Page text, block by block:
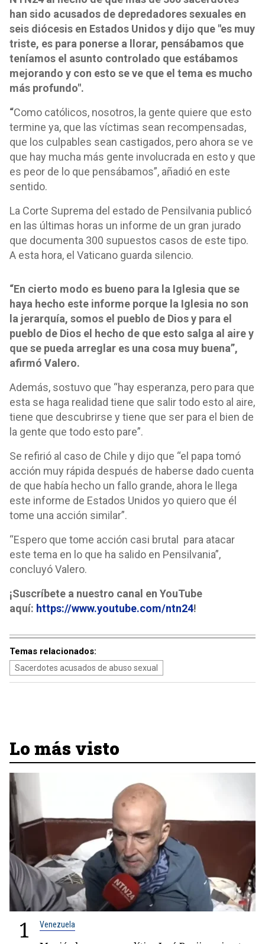
han sido acusados de depredadores sexuales en
seis diócesis en Estados Unidos y dijo que "es muy
triste, es para ponerse a llorar, pensábamos que
teníamos el asunto controlado que estábamos
mejorando y con esto se ve que el tema es mucho
más profundo".
“Como católicos, nosotros, la gente quiere que esto
termine ya, que las víctimas sean recompensadas,
que los culpables sean castigados, pero ahora se ve
que hay mucha más gente involucrada en esto y que
es peor de lo que pensábamos”, añadió en este
sentido.
La Corte Suprema del estado de Pensilvania publicó
en las últimas horas un informe de un gran jurado
que documenta 300 supuestos casos de este tipo.
A esta hora, el Vaticano guarda silencio.
“En cierto modo es bueno para la Iglesia que se
haya hecho este informe porque la Iglesia no son
la jerarquía, somos el pueblo de Dios y para el
pueblo de Dios el hecho de que esto salga al aire y
que se pueda arreglar es una cosa muy buena”,
afirmó Valero.
Además, sostuvo que “hay esperanza, pero para que
esta se haga realidad tiene que salir todo esto al aire,
tiene que descubrirse y tiene que ser para el bien de
la gente que todo esto pare”.
Se refirió al caso de Chile y dijo que “el papa tomó
acción muy rápida después de haberse dado cuenta
de que había hecho un fallo grande, ahora le llega
este informe de Estados Unidos yo quiero que él
tome una acción similar”.
“Espero que tome acción casi brutal para atacar
este tema en lo que ha salido en Pensilvania”,
concluyó Valero.
¡Suscríbete a nuestro canal en YouTube
aquí: https://www.youtube.com/ntn24!
Temas relacionados:
Sacerdotes acusados de abuso sexual
Lo más visto
1 Venezuela